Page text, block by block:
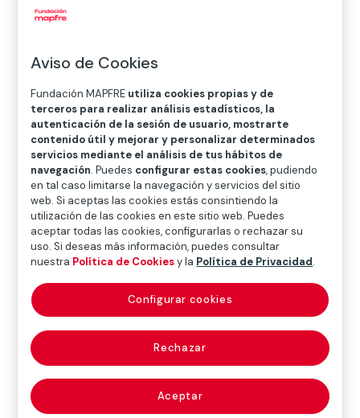
Julián Collado
El baile de la matazón, Albacete, ca. 1900
Archivo Collado
España contemporánea. Fotografía, pintura y moda
Madrid
03.OCT.2013 05.ENE.2014
Aviso de Cookies
Fundación MAPFRE utiliza cookies propias y de
terceros para realizar análisis estadísticos, la
autenticación de la sesión de usuario, mostrarte
contenido útil y mejorar y personalizar determinados
servicios mediante el análisis de tus hábitos de
navegación. Puedes configurar estas cookies, pudiendo
en tal caso limitarse la navegación y servicios del sitio
web. Si aceptas las cookies estás consintiendo la
utilización de las cookies en este sitio web. Puedes
aceptar todas las cookies, configurarlas o rechazar su
uso. Si deseas más información, puedes consultar
nuestra Política de Cookiesy la Política de Privacidad.
Rechazar
Aceptar
Configurar cookies